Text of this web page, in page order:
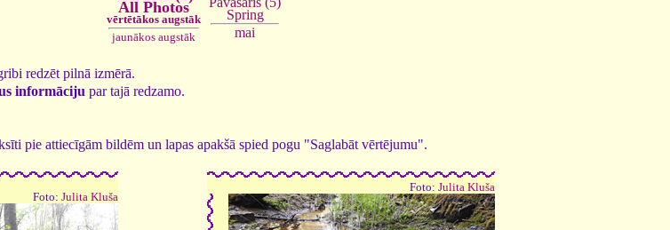
All Photos
vērtētākos augstāk
jaunākos augstāk
Spring
mai
redzēt pilnā izmērā.
informāciju par tajā redzamo.
pie attiecīgām bildēm un lapas apakšā spied pogu "Saglabāt vērtējumu".
Foto: Julita Kluša
Foto: Julita Kluša